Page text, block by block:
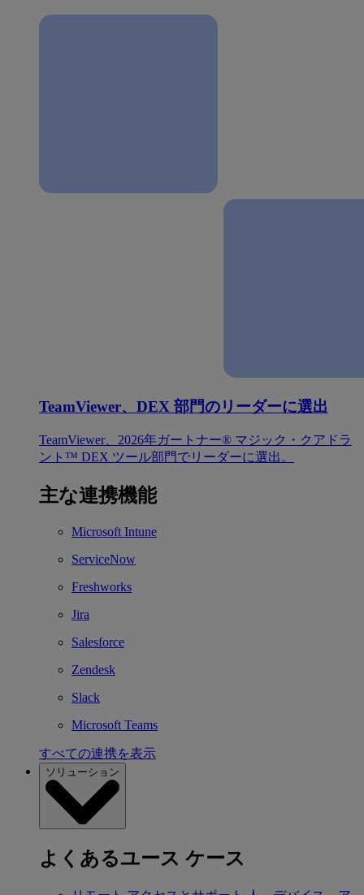
TeamViewer、DEX 部門のリーダーに選出
TeamViewer、2026年ガートナー® マジック・クアドラ
ント™ DEX ツール部門でリーダーに選出。
主な連携機能
Microsoft Intune
ServiceNow
Freshworks
Jira
Salesforce
Zendesk
Slack
Microsoft Teams
すべての連携を表示
ソリューション
よくあるユース ケース